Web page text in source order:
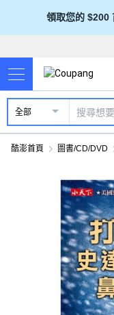
領取您的 $200
全部
酷澎首頁 圖書/CD/DVD